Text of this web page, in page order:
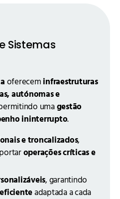
Sistemas
oferecem infraestruturas
autónomas e
umagestão
ininterrupto.
e troncalizados,
operações críticas e
, garantindo
adaptada a cada